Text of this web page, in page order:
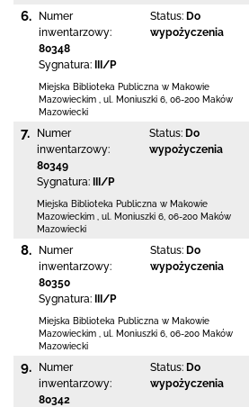
6.
Numer
inwentarzowy:
80348
Sygnatura:
III/P
Status: Do
wypożyczenia
Miejska Biblioteka Publiczna w Makowie
Mazowieckim
ul. Moniuszki 6 06-200 Maków
Mazowiecki
7.
Numer
inwentarzowy:
80349
Sygnatura:
III/P
Status: Do
wypożyczenia
Miejska Biblioteka Publiczna w Makowie
Mazowieckim
ul. Moniuszki 6 06-200 Maków
Mazowiecki
8.
Numer
inwentarzowy:
80350
Sygnatura:
III/P
Status: Do
wypożyczenia
Miejska Biblioteka Publiczna w Makowie
Mazowieckim
ul. Moniuszki 6 06-200 Maków
Mazowiecki
9.
Numer
inwentarzowy:
80342
Status: Do
wypożyczenia